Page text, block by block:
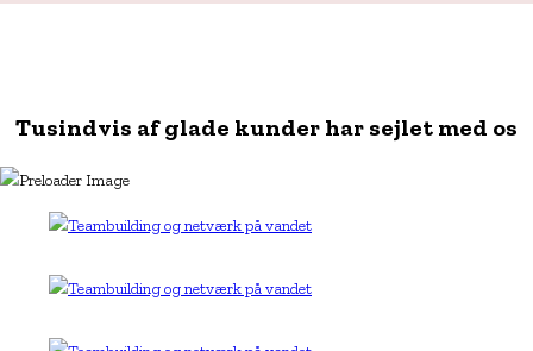
Tusindvis af glade kunder har sejlet med os